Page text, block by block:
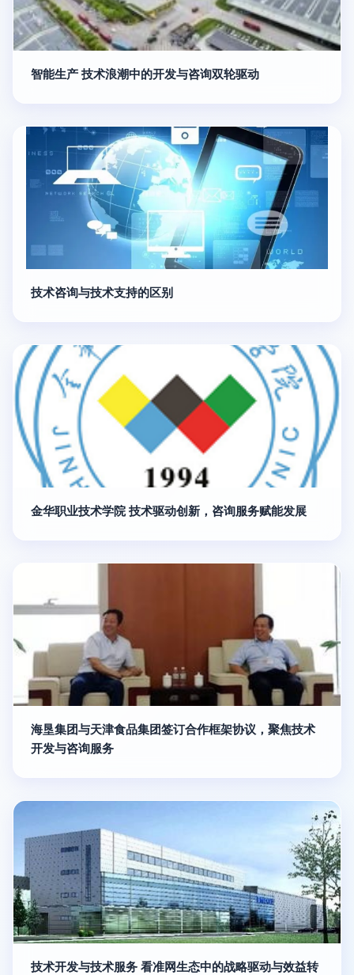
智能生产 技术浪潮中的开发与咨询双轮驱动
技术咨询与技术支持的区别
金华职业技术学院 技术驱动创新，咨询服务赋能发展
海垦集团与天津食品集团签订合作框架协议，聚焦技术
开发与咨询服务
技术开发与技术服务 看准网生态中的战略驱动与效益转